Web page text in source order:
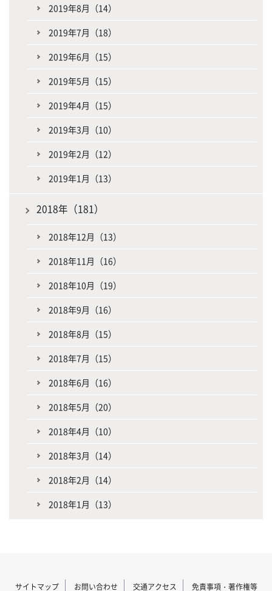
2019年8月（14）
2019年7月（18）
2019年6月（15）
2019年5月（15）
2019年4月（15）
2019年3月（10）
2019年2月（12）
2019年1月（13）
2018年（181）
2018年12月（13）
2018年11月（16）
2018年10月（19）
2018年9月（16）
2018年8月（15）
2018年7月（15）
2018年6月（16）
2018年5月（20）
2018年4月（10）
2018年3月（14）
2018年2月（14）
2018年1月（13）
サイトマップ お問い合わせ 交通アクセス 免責事項・著作権等